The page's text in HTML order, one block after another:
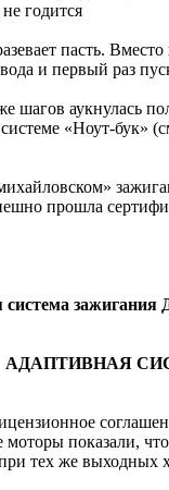
годится
пасть.
и первый раз
шагов
«Ноут-бук»
прошла
система
АДАПТИВНАЯ
показали,
тех же выходных